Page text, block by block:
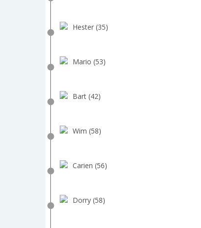
Hester (35)
Mario (53)
Bart (42)
Wim (58)
Carien (56)
Dorry (58)